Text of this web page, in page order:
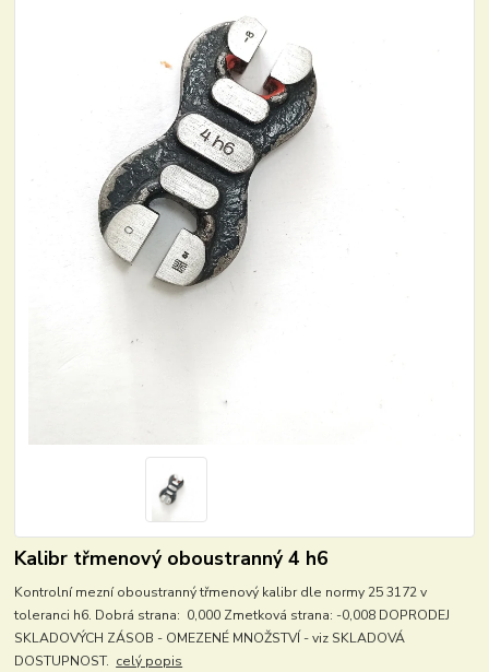
Kalibr třmenový oboustranný 4 h6
Kontrolní mezní oboustranný třmenový kalibr dle normy 25 3172 v
toleranci h6. Dobrá strana: 0,000 Zmetková strana: -0,008 DOPRODEJ
SKLADOVÝCH ZÁSOB - OMEZENÉ MNOŽSTVÍ - viz SKLADOVÁ
DOSTUPNOST. celý popis